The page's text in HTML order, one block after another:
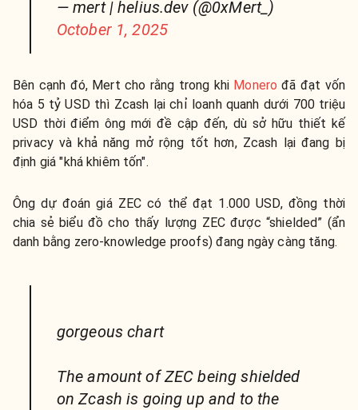
— mert | helius.dev (@0xMert_)
October 1, 2025
Bên cạnh đó, Mert cho rằng trong khi Monero đã đạt vốn
hóa 5 tỷ USD thì Zcash lại chỉ loanh quanh dưới 700 triệu
USD thời điểm ông mới đề cập đến, dù sở hữu thiết kế
privacy và khả năng mở rộng tốt hơn, Zcash lại đang bị
định giá "khá khiêm tốn".
Ông dự đoán giá ZEC có thể đạt 1.000 USD, đồng thời
chia sẻ biểu đồ cho thấy lượng ZEC được “shielded” (ẩn
danh bằng zero-knowledge proofs) đang ngày càng tăng.
gorgeous chart
The amount of ZEC being shielded
on Zcash is going up and to the